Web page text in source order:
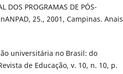
DOS PROGRAMAS DE PÓS-
25., 2001, Campinas. Anais
universitária no Brasil: do
de Educação, v. 10, n. 10, p.